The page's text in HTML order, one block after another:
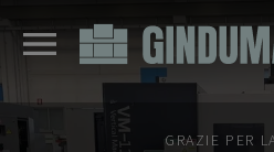
GRAZIE PER